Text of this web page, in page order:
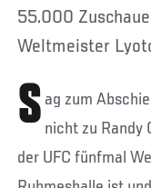
55.000
Weltmeister
S ag zum
nicht zu Randy
der UFC fünfmal